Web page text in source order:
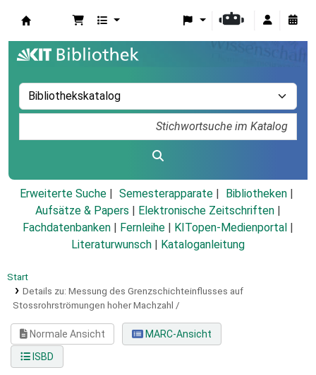
Erweiterte Suche Semesterapparate
Bibliotheken
Aufsätze & Papers
Elektronische Zeitschriften
Fachdatenbanken
Fernleihe KITopen-Medienportal
Literaturwunsch
Kataloganleitung
Start
Details zu: Messung des Grenzschichteinflusses auf
Stossrohrströmungen hoher Machzahl /
Normale Ansicht
MARC-Ansicht
ISBD